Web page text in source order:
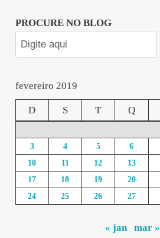
PROCURE NO BLOG
fevereiro 2019
D S T Q
3
4 5 6
10
11 12 13
17
18 19 20
24
25 26 27
« jan mar »